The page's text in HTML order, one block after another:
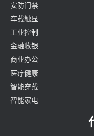
安防门禁
车载触显
工业控制
金融收银
商业办公
医疗健康
智能穿戴
智能家电